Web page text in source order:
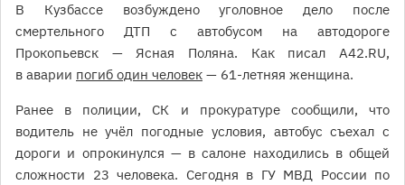
В Кузбассе возбуждено уголовное дело после
смертельного ДТП с автобусом на автодороге
Прокопьевск — Ясная Поляна. Как писал A42.RU,
в аварии погиб один человек — 61-летняя женщина.
Ранее в полиции, СК и прокуратуре сообщили, что
водитель не учёл погодные условия, автобус съехал с
дороги и опрокинулся — в салоне находились в общей
сложности 23 человека. Сегодня в ГУ МВД России по